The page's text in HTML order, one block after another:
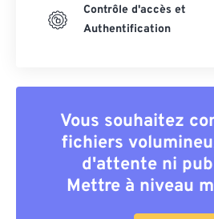
Contrôle d'accès et
Authentification
Vous souhaitez
fichiers
d'attente ni
Mettre à niveau